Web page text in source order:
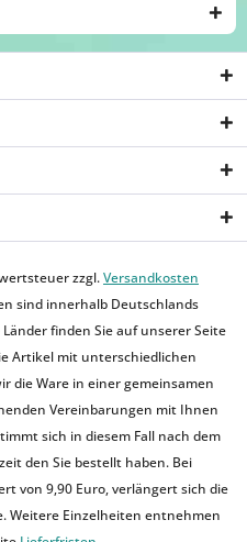
zzgl.Versandkosten
sind innerhalb Deutschlands
finden Sie auf unserer Seite
Artikel mit unterschiedlichen
die Ware in einer gemeinsamen
Vereinbarungen mit Ihnen
sich in diesem Fall nach dem
den Sie bestellt haben. Bei
von 9,90 Euro, verlängert sich die
Weitere Einzelheiten entnehmen